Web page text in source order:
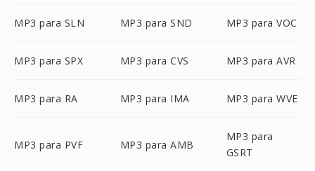
MP3 para SLN MP3 para SND MP3 para VOC
MP3 para SPX MP3 para CVS MP3 para AVR
MP3 para RA MP3 para IMA MP3 para WVE
MP3 para PVF MP3 para AMB
MP3 para
GSRT